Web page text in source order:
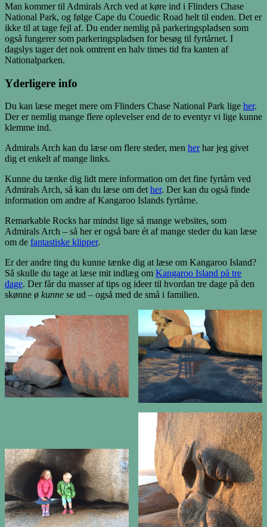
Man kommer til Admirals Arch ved at køre ind i Flinders Chase
National Park, og følge Cape du Couedic Road helt til enden. Det er
ikke til at tage fejl af. Du ender nemlig på parkeringspladsen som
også fungerer som parkeringspladsen for besøg til fyrtårnet. I
dagslys tager det nok omtrent en halv times tid fra kanten af
Nationalparken.
Yderligere info
Du kan læse meget mere om Flinders Chase National Park lige her.
Der er nemlig mange flere oplevelser end de to eventyr vi lige kunne
klemme ind.
Admirals Arch kan du læse om flere steder, men herhar jeg givet
dig et enkelt af mange links.
Kunne du tænke dig lidt mere information om det fine fyrtårn ved
Admirals Arch, så kan du læse om det her. Der kan du også finde
information om andre af Kangaroo Islands fyrtårne.
Remarkable Rocks har mindst lige så mange websites, som
Admirals Arch – så her er også bare ét af mange steder du kan læse
om de fantastiske klipper.
Er der andre ting du kunne tænke dig at læse om Kangaroo Island?
Så skulle du tage at læse mit indlæg om Kangaroo Island på tre
dage. Der får du masser af tips og ideer til hvordan tre dage på den
skønne ø kunne se ud – også med de små i familien.